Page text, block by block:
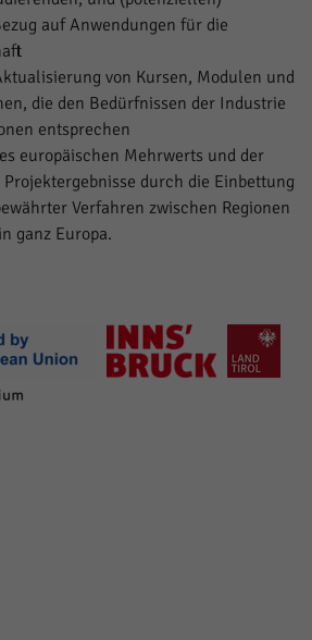
auf Anwendungen für die
von Kursen, Modulen und
die den Bedürfnissen der Industrie
entsprechen
europäischen Mehrwerts und der
durch die Einbettung
Verfahren zwischen Regionen
ganz Europa.